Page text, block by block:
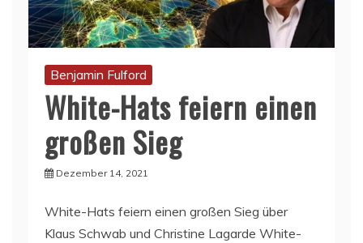
Benjamin Fulford
White-Hats feiern einen
großen Sieg
Dezember 14, 2021
White-Hats feiern einen großen Sieg über
Klaus Schwab und Christine Lagarde White-